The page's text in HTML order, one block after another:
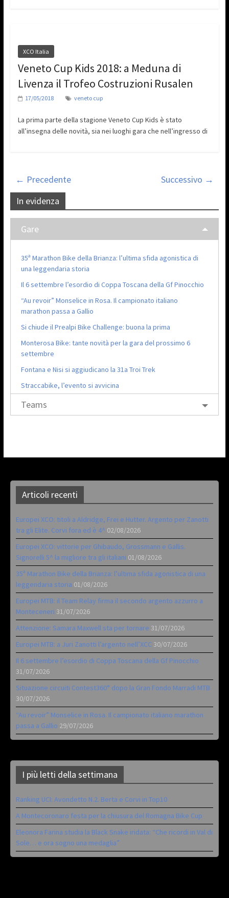
XCO Italia
Veneto Cup Kids 2018: a Meduna di
Livenza il Trofeo Costruzioni Rusalen
17/05/2018 veneto cup
La prima parte della stagione Veneto Cup Kids è stato
all’insegna delle novità, sia nei luoghi gara che nell’ingresso di
← Precedente
Successivo →
In evidenza
Gare
35ª Marathon Bike della Brianza: l’ultima sfida agonistica di
una leggendaria storia
Il 6 settembre l’esordio di Coppa Toscana della Gf Pinocchio
“Au revoir” Monselice in Rosa. Il campionato italiano
marathon passa a Gallio
Si chiude il Prealpi Bike Challenge: buona la prima
Monterosa Bike: tante novità per la gara del prossimo 6
settembre
Fontana e Nisi si aggiudicano la 31a Troi Trek
Straccabike, l’evento si avvicina
Teams
Articoli recenti
Europei XCO: titoli a Aldridge, Frei e Hutter. Argento per Zanotti
tra gli Elite. Corvi fora ed è 4^ 02/08/2026
Europei XCO: vittorie per Ghibaudo, Grossmann e Gallis.
Signorelli 5^ la migliore tra gli italiani 01/08/2026
35ª Marathon Bike della Brianza: l’ultima sfida agonistica di una
leggendaria storia 01/08/2026
Europei MTB: il Team Relay firma il secondo argento azzurro a
Monteceneri 31/07/2026
Attenzione: Samara Maxwell sta per tornare 31/07/2026
Europei MTB: a Juri Zanotti l’argento nell’XCC 30/07/2026
Il 6 settembre l’esordio di Coppa Toscana della Gf Pinocchio
31/07/2026
Situazione circuiti Contest360° dopo la Gran Fondo Marradi MTB
30/07/2026
“Au revoir” Monselice in Rosa. Il campionato italiano marathon
passa a Gallio 29/07/2026
I più letti della settimana
Ranking UCI: Avondetto N.2. Berta e Corvi in Top10
A Montecoronaro festa per la chiusura del Romagna Bike Cup
Eleonora Farina studia la Black Snake iridata: “Che ricordi in Val di
Sole… e ora sogno una medaglia”